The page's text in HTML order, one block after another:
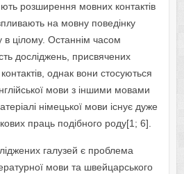
розширення мовних контактів
на мовну поведінку
цілому. Останнім часом
досліджень, присвячених
однак вони стосуються
мови з іншими мовами
німецької мови існує дуже
праць подібного роду[1; 6].
галузей є проблема
мови та швейцарського